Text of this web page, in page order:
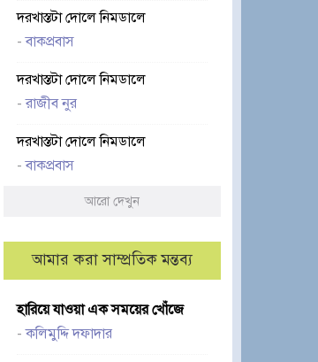
দরখাস্তটা দোলে নিমডালে
-বাকপ্রবাস
দরখাস্তটা দোলে নিমডালে
-রাজীব নুর
দরখাস্তটা দোলে নিমডালে
-বাকপ্রবাস
আরো দেখুন
আমার করা সাম্প্রতিক মন্তব্য
হারিয়ে যাওয়া এক সময়ের খোঁজে
-কলিমুদ্দি দফাদার